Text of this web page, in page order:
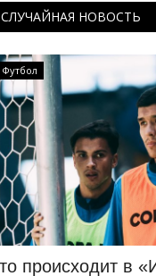
СЛУЧАЙНАЯ НОВОСТЬ
Футбол
происходит в